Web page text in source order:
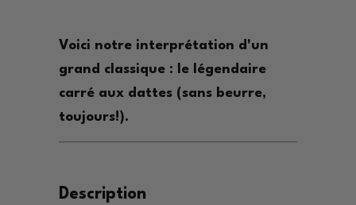
Voici notre interprétation d'un
grand classique : le légendaire
carré aux dattes (sans beurre,
toujours!).
Description